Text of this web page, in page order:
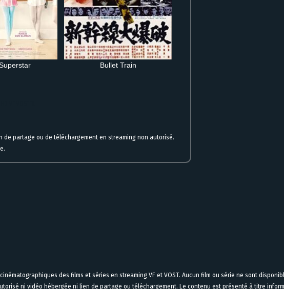
Bullet Train
partage ou de téléchargement en streaming non autorisé.
des films et séries en streaming VF et VOST. Aucun film ou série ne sont
ni vidéo hébergée ni lien de partage ou téléchargement. Le contenu est présenté à titre